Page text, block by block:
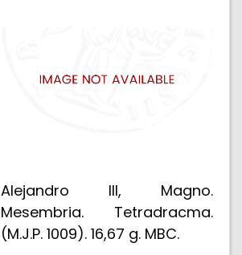
Alejandro III, Magno.
Mesembria. Tetradracma.
(M.J.P. 1009). 16,67 g. MBC.